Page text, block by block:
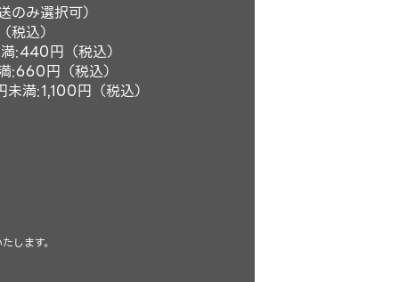
のみ選択可）
込）
:440円（税込）
:660円（税込）
満:1,100円（税込）
します。